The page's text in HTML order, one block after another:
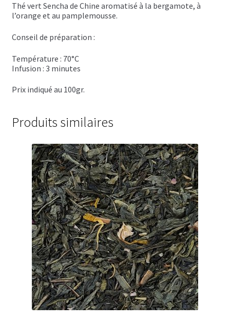
Vodkas
Boutique du Grenier de Marie et Anaïs
Cafés aromatisés
Coffrets épicés
Coffrets de gourmandises salées
Coffrets aides culinaires
Coffrets apéritifs
Coffrets de gourmandises sucrées
Coffrets chocolatés
Thés, cafés et infusions à offrir
Thé vert Sencha de Chine aromatisé à la bergamote, à
l’orange et au pamplemousse.
Conseil de préparation :
Température : 70°C
Infusion : 3 minutes
Prix indiqué au 100gr.
Produits similaires